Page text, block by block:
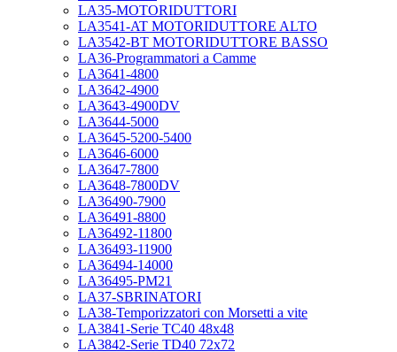
LA35-MOTORIDUTTORI
LA3541-AT MOTORIDUTTORE ALTO
LA3542-BT MOTORIDUTTORE BASSO
LA36-Programmatori a Camme
LA3641-4800
LA3642-4900
LA3643-4900DV
LA3644-5000
LA3645-5200-5400
LA3646-6000
LA3647-7800
LA3648-7800DV
LA36490-7900
LA36491-8800
LA36492-11800
LA36493-11900
LA36494-14000
LA36495-PM21
LA37-SBRINATORI
LA38-Temporizzatori con Morsetti a vite
LA3841-Serie TC40 48x48
LA3842-Serie TD40 72x72